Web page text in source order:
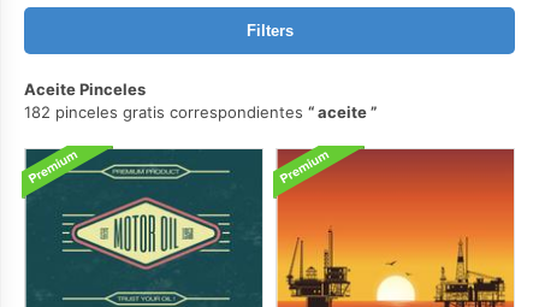
Filters
Aceite Pinceles
182 pinceles gratis correspondientes
aceite